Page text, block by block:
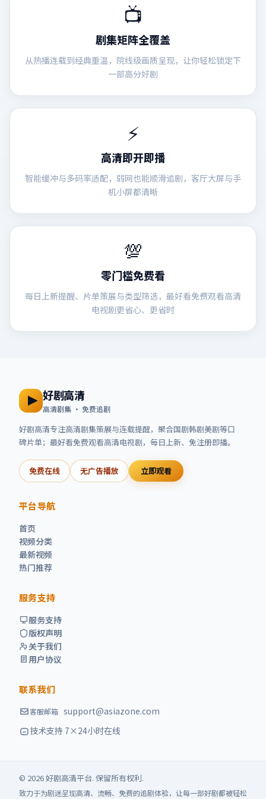
📺
剧集矩阵全覆盖
从热播连载到经典重温，院线级画质呈现，让你轻松锁定下
一部高分好剧
⚡
高清即开即播
智能缓冲与多码率适配，弱网也能顺滑追剧，客厅大屏与手
机小屏都清晰
💯
零门槛免费看
每日上新提醒、片单策展与类型筛选，最好看免费观看高清
电视剧更省心、更省时
好剧高清
高清剧集 · 免费追剧
好剧高清专注高清剧集策展与连载提醒，聚合国剧韩剧美剧等口
碑片单； 最好看免费观看高清电视剧，每日上新、免注册即播。
免费在线 无广告播放 立即观看
平台导航
首页
视频分类
最新视频
热门推荐
服务支持
服务支持
版权声明
关于我们
用户协议
联系我们
客服邮箱 support@asiazone.com
技术支持 7×24小时在线
© 2026好剧高清平台. 保留所有权利.
致力于为剧迷呈现高清、流畅、免费的追剧体验，让每一部好剧都被轻松